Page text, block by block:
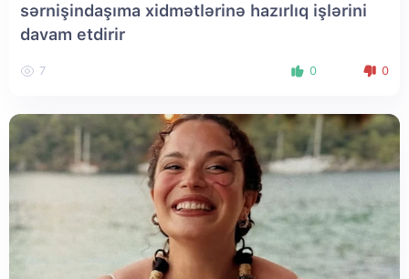
sərnişindaşıma xidmətlərinə hazırlıq işlərini
davam etdirir
7 0 0